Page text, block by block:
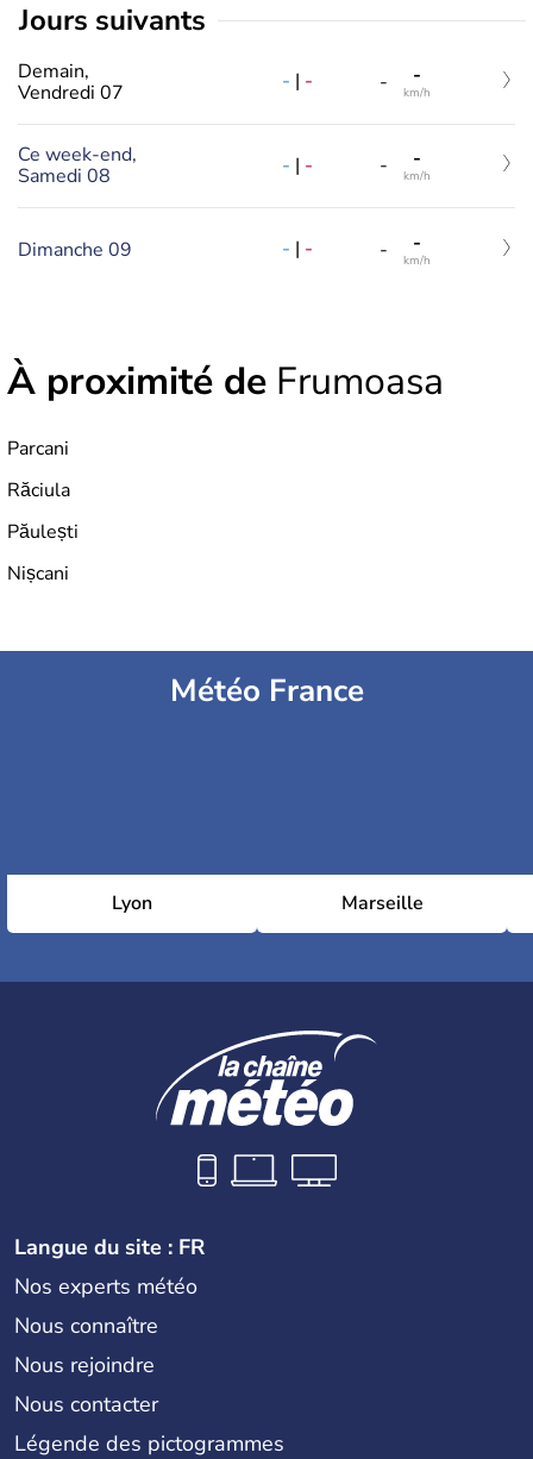
jours suivants
Demain,
Vendredi 07
- | - - -
km/h
Ce week-end,
Samedi 08
- | - - -
km/h
Dimanche 09 - | - - -
km/h
À proximité de Frumoasa
Parcani
Răciula
Păulești
Nișcani
Météo France
Lyon Marseille
Langue du site : FR
Nos experts météo
Nous connaître
Nous rejoindre
Nous contacter
Légende des pictogrammes